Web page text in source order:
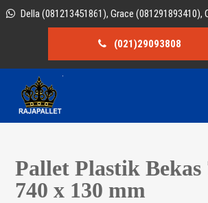
Della (081213451861), Grace (081291893410),
(021)29093808
Pallet Plastik Bekas
740 x 130 mm